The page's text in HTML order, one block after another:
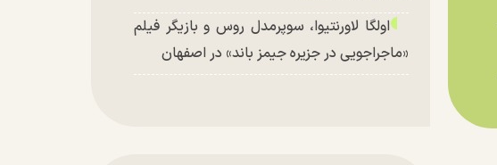
اولگا لاورنتیوا، سوپرمدل روس و بازیگر فیلم
«ماجراجویی در جزیره جیمز باند» در اصفهان